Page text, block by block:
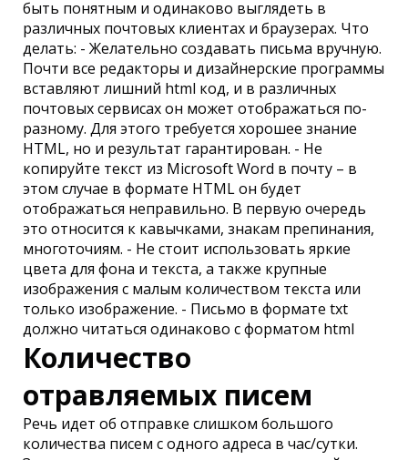
быть понятным и одинаково выглядеть в
различных почтовых клиентах и браузерах. Что
делать: - Желательно создавать письма вручную.
Почти все редакторы и дизайнерские программы
вставляют лишний html код, и в различных
почтовых сервисах он может отображаться по-
разному. Для этого требуется хорошее знание
HTML, но и результат гарантирован. - Не
копируйте текст из Microsoft Word в почту – в
этом случае в формате HTML он будет
отображаться неправильно. В первую очередь
это относится к кавычками, знакам препинания,
многоточиям. - Не стоит использовать яркие
цвета для фона и текста, а также крупные
изображения с малым количеством текста или
только изображение. - Письмо в формате txt
должно читаться одинаково с форматом html
Количество
отравляемых писем
Речь идет об отправке слишком большого
количества писем с одного адреса в час/сутки.